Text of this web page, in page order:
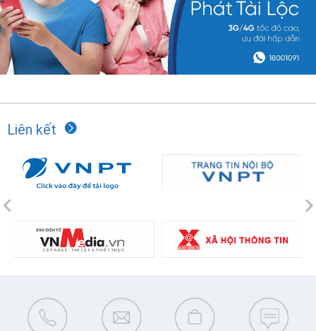
Liên kết
Previous